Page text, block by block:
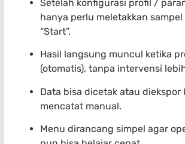
Setelah konfigurasi profil /
hanya perlu meletakkan
“Start”.
Hasil langsung muncul ketika
(otomatis), tanpa intervensi
Data bisa dicetak atau diekspor
mencatat manual.
Menu dirancang simpel agar